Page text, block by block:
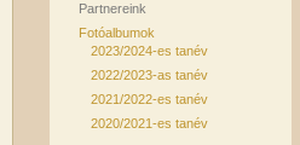
Partnereink
Fotóalbumok
2023/2024-es tanév
2022/2023-as tanév
2021/2022-es tanév
2020/2021-es tanév